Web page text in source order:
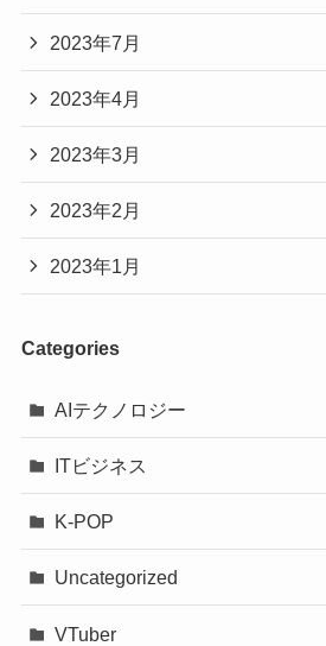
2023年7月
2023年4月
2023年3月
2023年2月
2023年1月
Categories
AIテクノロジー
ITビジネス
K-POP
Uncategorized
VTuber